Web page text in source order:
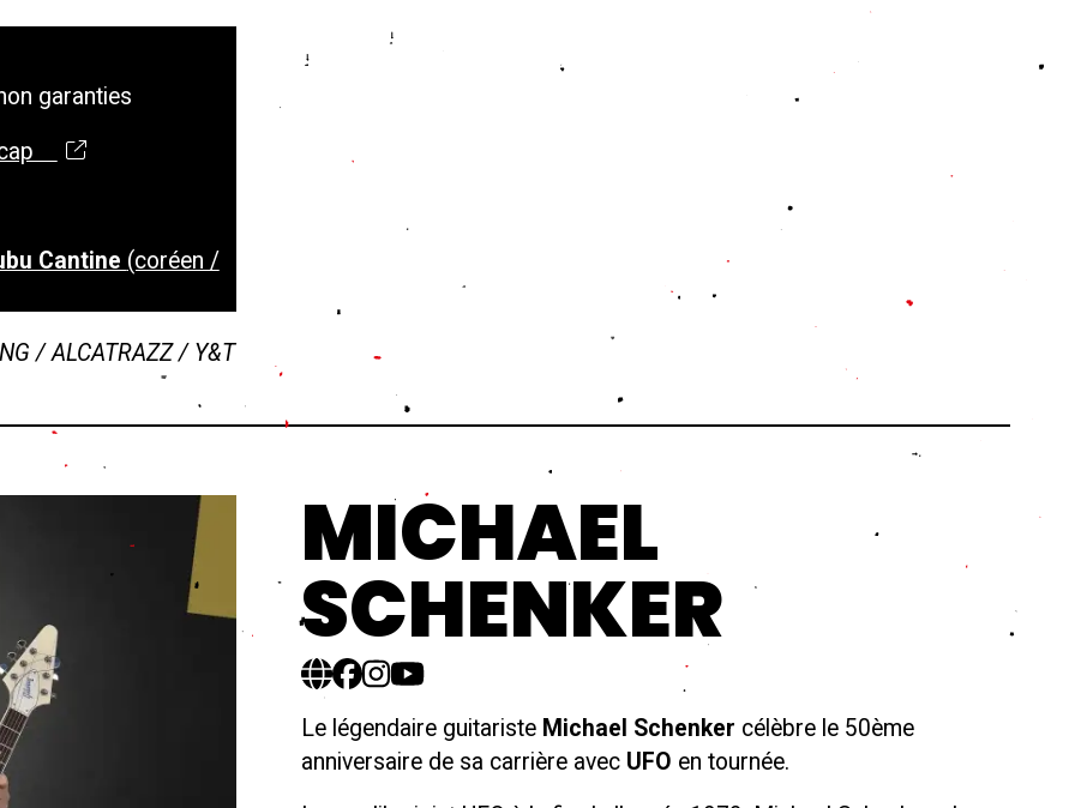
garanties
Cantine (coréen /
/ ALCATRAZZ / Y&T
MICHAEL
SCHENKER
Le légendaire guitariste Michael Schenker célèbre le 50ème
anniversaire de sa carrière avec UFO en tournée.